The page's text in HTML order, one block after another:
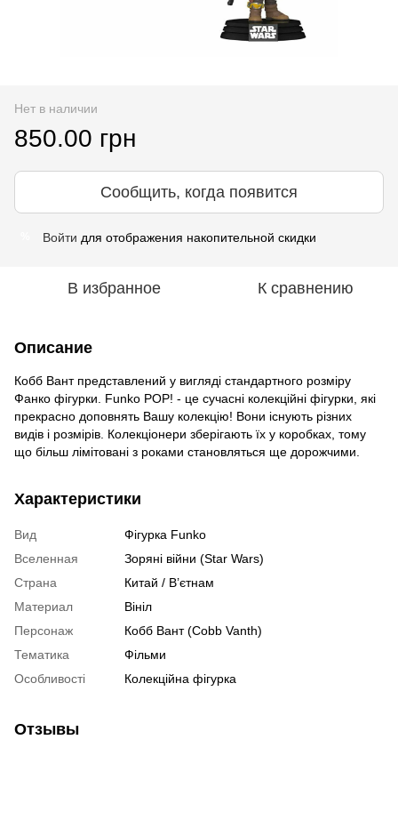
Нет в наличии
850.00 грн
Сообщить, когда появится
Войти для отображения накопительной скидки
В избранное К сравнению
Описание
Кобб Вант представлений у вигляді стандартного розміру
Фанко фігурки. Funko POP! - це сучасні колекційні фігурки, які
прекрасно доповнять Вашу колекцію! Вони існують різних
видів і розмірів. Колекціонери зберігають їх у коробках, тому
що більш лімітовані з роками становляться ще дорожчими.
Характеристики
Вид
Фігурка Funko
Вселенная
Зоряні війни (Star Wars)
Страна
Китай / В’єтнам
Материал
Вініл
Персонаж
Кобб Вант (Cobb Vanth)
Тематика
Фільми
Особливості
Колекційна фігурка
Отзывы